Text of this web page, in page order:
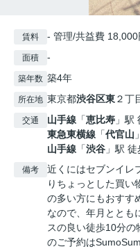
賃料 - 管理/共益費 18,000
面積 -
築年数 築4年
所在地 東京都渋谷区東２丁
交通 山手線 「恵比寿 」駅
東急東横線 「代官山
山手線 「渋谷 」駅
備考
近くにはセブンイレ
りちょっとした買い
の多い方にもおすす
なので、年月ととも
スの良い徒歩10分の
のご予約は